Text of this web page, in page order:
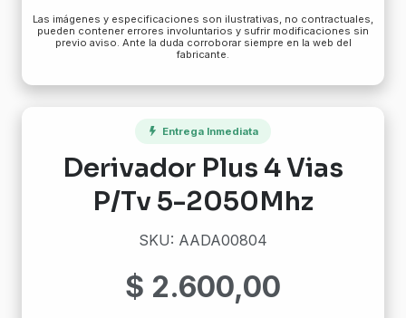
Las imágenes y especificaciones son ilustrativas, no contractuales,
pueden contener errores involuntarios y sufrir modificaciones sin
previo aviso. Ante la duda corroborar siempre en la web del
fabricante.
Entrega Inmediata
Derivador Plus 4 Vias
P/Tv 5-2050Mhz
SKU: AADA00804
$ 2.600,00